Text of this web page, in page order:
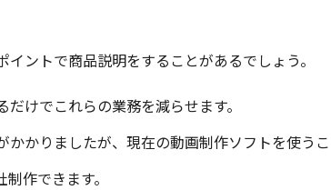
ントで商品説明をすることがあるでしょう。
けでこれらの業務を減らせます。
かりましたが、現在の動画制作ソフトを使うこ
作できます。